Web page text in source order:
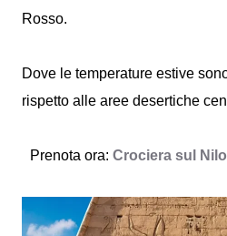
Rosso.
Dove le temperature estive
rispetto alle aree desertiche
Prenota ora: Crociera sul